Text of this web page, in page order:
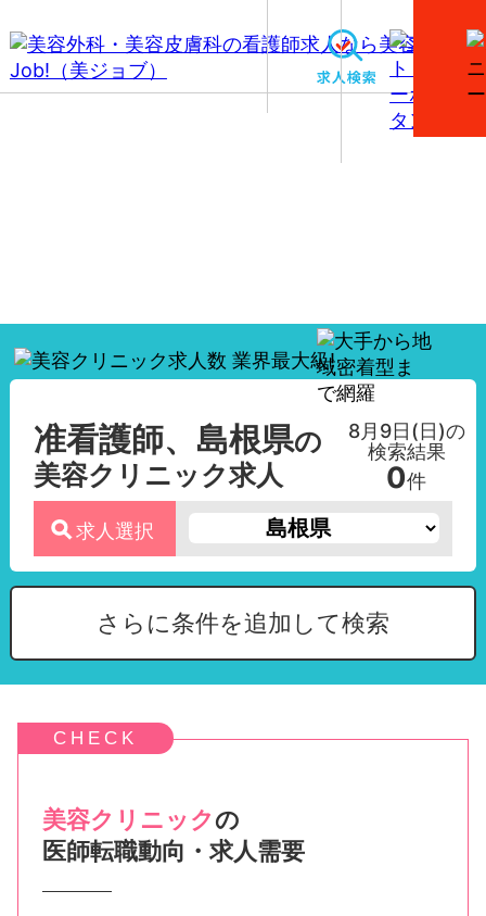
【准看護師、島根県】美容外科・美容皮膚科の看護師
求人一覧
准看護師、島根県の
美容クリニック求人
8月9日(日)の
検索結果
0件
求人選択
さらに条件を追加して検索
美容クリニックの
医師転職動向・求人需要